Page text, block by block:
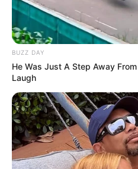
BUZZ DAY
He Was Just A Step Away
Laugh